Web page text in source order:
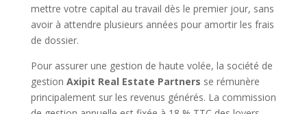
mettre votre capital au travail dès le premier jour, sans
avoir à attendre plusieurs années pour amortir les frais
de dossier.
Pour assurer une gestion de haute volée, la société de
gestion Axipit Real Estate Partners se rémunère
principalement sur les revenus générés. La commission